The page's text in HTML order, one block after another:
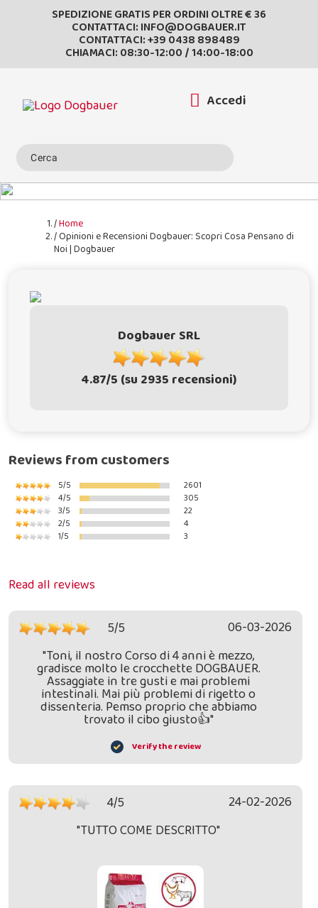
SPEDIZIONE GRATIS PER ORDINI OLTRE € 36
CONTATTACI: INFO@DOGBAUER.IT
CONTATTACI:+39 0438 898489
CHIAMACI: 08:30-12:00 / 14:00-18:00
Accedi
Home
Opinioni e Recensioni Dogbauer: Scopri Cosa Pensano di
Noi | Dogbauer
Dogbauer SRL
4.87/5 (su 2935 recensioni)
Reviews from customers
5/5
2601
4/5
305
3/5
22
2/5
4
1/5
3
Read all reviews
5/5
06-03-2026
"Toni, il nostro Corso di 4 anni è mezzo,
gradisce molto le crocchette DOGBAUER.
Assaggiate in tre gusti e mai problemi
intestinali. Mai più problemi di rigetto o
dissenteria. Pemso proprio che abbiamo
trovato il cibo giusto👍"
Verify the review
4/5
24-02-2026
"TUTTO COME DESCRITTO"